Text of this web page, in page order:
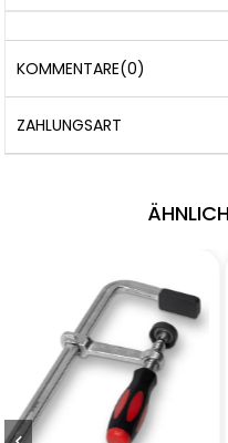
KOMMENTARE(0)
ZAHLUNGSART